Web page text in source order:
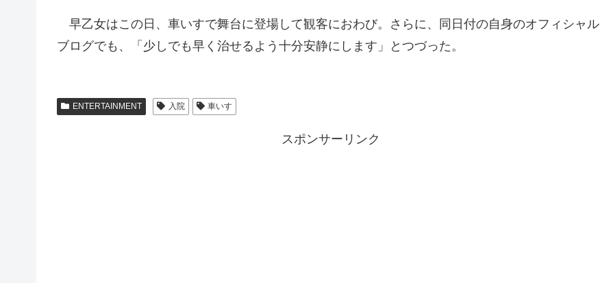
早乙女はこの日、車いすで舞台に登場して観客におわび。さらに、同日付の自身のオフィシャル
ブログでも、「少しでも早く治せるよう十分安静にします」とつづった。
ENTERTAINMENT 入院 車いす
スポンサーリンク